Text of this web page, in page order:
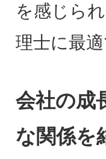
を感じら
理士に最適
会社の成
な関係を